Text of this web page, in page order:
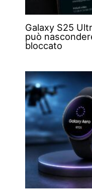
Galaxy S25
può
bloccato